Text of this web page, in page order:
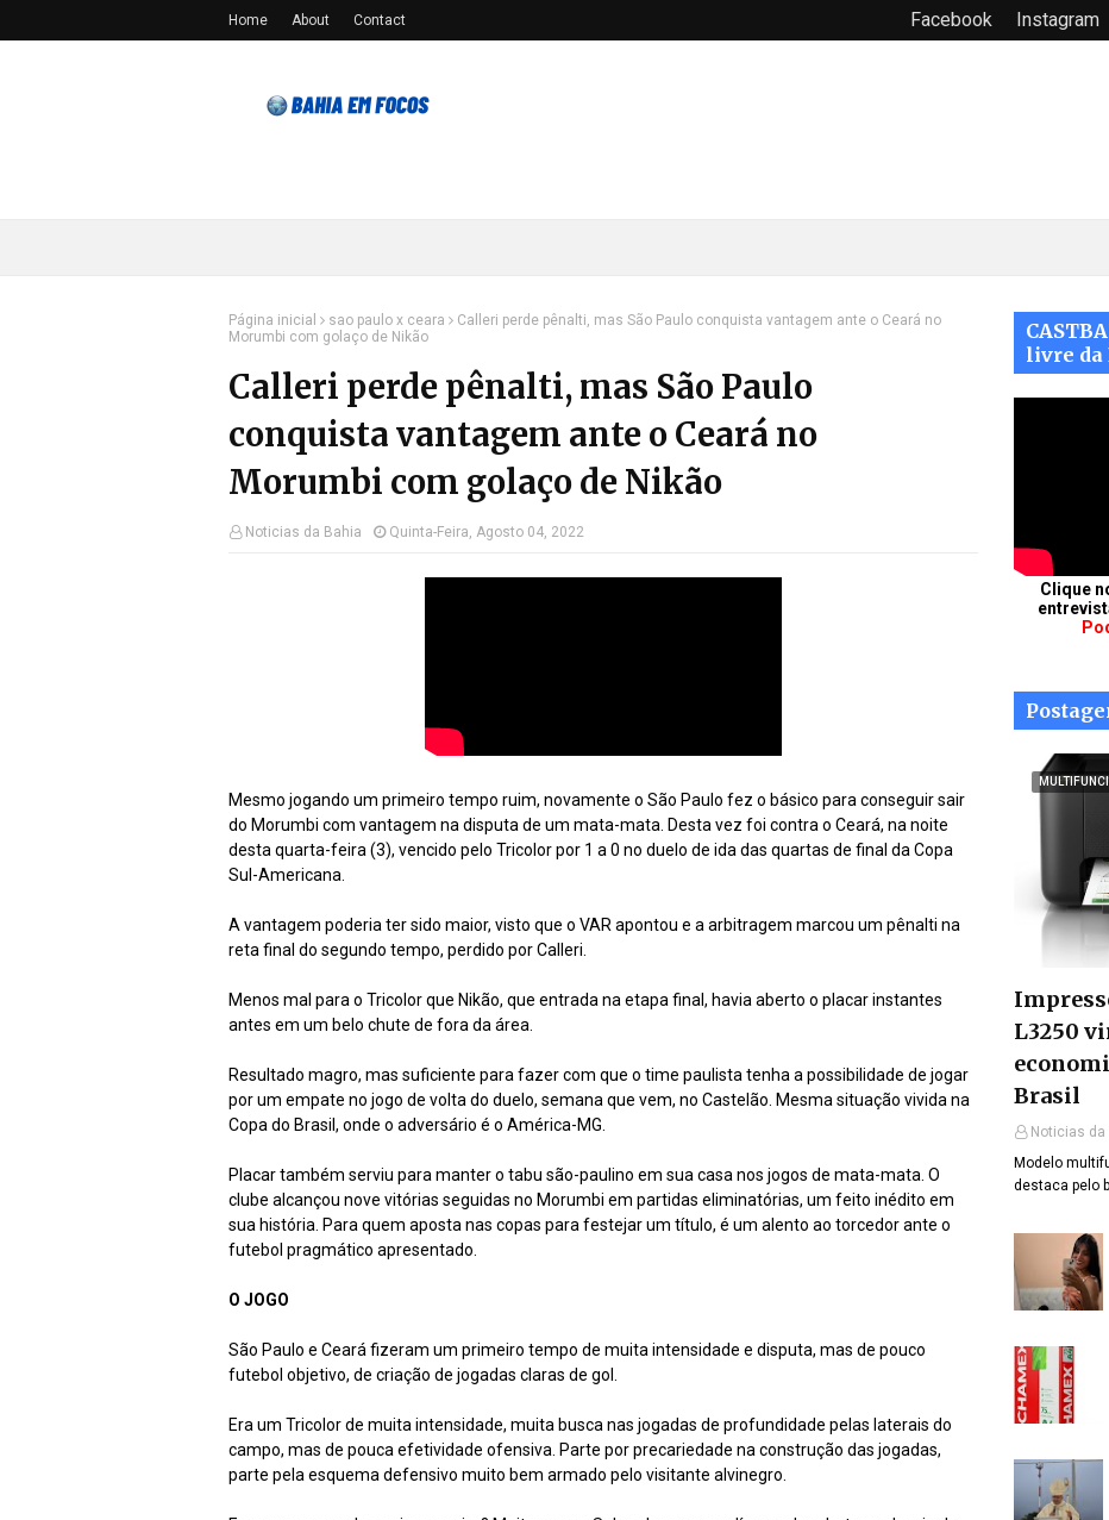
Home About Contact Facebook Instagram
Página inicial sao paulo x ceara
Calleri perde pênalti, mas São Paulo conquista vantagem ante o Ceará no
Morumbi com golaço de Nikão
Calleri perde pênalti, mas São Paulo
conquista vantagem ante o Ceará no
Morumbi com golaço de Nikão
Noticias da Bahia Quinta-Feira, Agosto 04, 2022
Mesmo jogando um primeiro tempo ruim, novamente o São Paulo fez o básico para conseguir sair
do Morumbi com vantagem na disputa de um mata-mata. Desta vez foi contra o Ceará, na noite
desta quarta-feira (3), vencido pelo Tricolor por 1 a 0 no duelo de ida das quartas de final da Copa
Sul-Americana.
A vantagem poderia ter sido maior, visto que o VAR apontou e a arbitragem marcou um pênalti na
reta final do segundo tempo, perdido por Calleri.
Menos mal para o Tricolor que Nikão, que entrada na etapa final, havia aberto o placar instantes
antes em um belo chute de fora da área.
Resultado magro, mas suficiente para fazer com que o time paulista tenha a possibilidade de jogar
por um empate no jogo de volta do duelo, semana que vem, no Castelão. Mesma situação vivida na
Copa do Brasil, onde o adversário é o América-MG.
Placar também serviu para manter o tabu são-paulino em sua casa nos jogos de mata-mata. O
clube alcançou nove vitórias seguidas no Morumbi em partidas eliminatórias, um feito inédito em
sua história. Para quem aposta nas copas para festejar um título, é um alento ao torcedor ante o
futebol pragmático apresentado.
O JOGO
São Paulo e Ceará fizeram um primeiro tempo de muita intensidade e disputa, mas de pouco
futebol objetivo, de criação de jogadas claras de gol.
Era um Tricolor de muita intensidade, muita busca nas jogadas de profundidade pelas laterais do
campo, mas de pouca efetividade ofensiva. Parte por precariedade na construção das jogadas,
parte pela esquema defensivo muito bem armado pelo visitante alvinegro.
livre da
Clique
L3250
Brasil
Noticias da
Modelo
destaca pelo